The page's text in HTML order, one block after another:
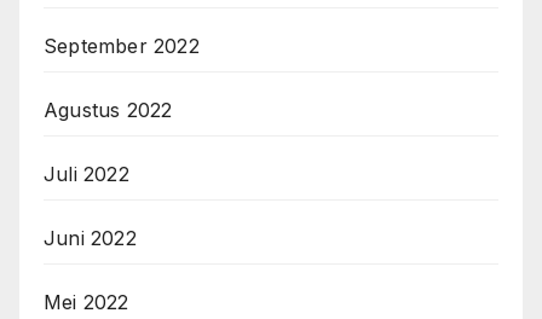
September 2022
Agustus 2022
Juli 2022
Juni 2022
Mei 2022